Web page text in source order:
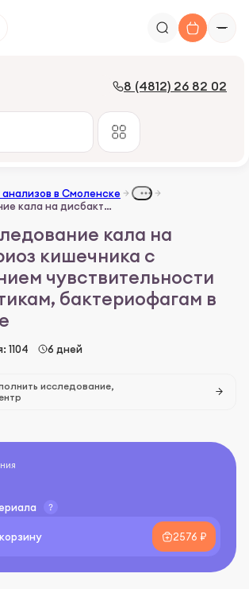
8 (4812) 26 82 02
анализов в Смоленске
П150-1 Исследование кала на дисбактериоз кишечника с определением чувствительности к антибиотикам, бактериофагам
кала на
кишечника с
чувствительности
бактериофагам в
1104 6 дней
исследование,
2576 ₽